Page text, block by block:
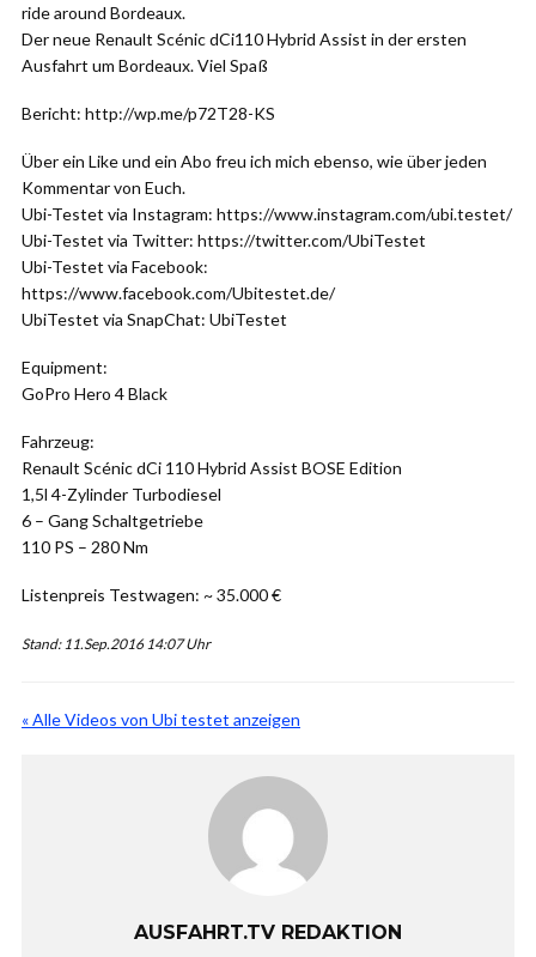
ride around Bordeaux.
Der neue Renault Scénic dCi110 Hybrid Assist in der ersten
Ausfahrt um Bordeaux. Viel Spaß
Bericht: http://wp.me/p72T28-KS
Über ein Like und ein Abo freu ich mich ebenso, wie über jeden
Kommentar von Euch.
Ubi-Testet via Instagram: https://www.instagram.com/ubi.testet/
Ubi-Testet via Twitter: https://twitter.com/UbiTestet
Ubi-Testet via Facebook:
https://www.facebook.com/Ubitestet.de/
UbiTestet via SnapChat: UbiTestet
Equipment:
GoPro Hero 4 Black
Fahrzeug:
Renault Scénic dCi 110 Hybrid Assist BOSE Edition
1,5l 4-Zylinder Turbodiesel
6 – Gang Schaltgetriebe
110 PS – 280 Nm
Listenpreis Testwagen: ~ 35.000 €
Stand: 11.Sep.2016 14:07 Uhr
« Alle Videos von Ubi testet anzeigen
AUSFAHRT.TV REDAKTION